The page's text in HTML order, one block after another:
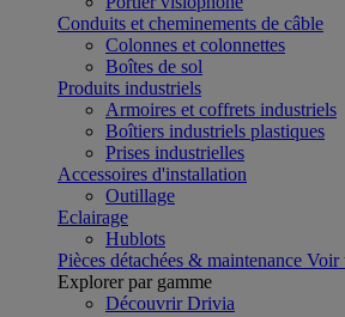
Conduits et cheminements de câble
Colonnes et colonnettes
Boîtes de sol
Produits industriels
Armoires et coffrets industriels
Boîtiers industriels plastiques
Prises industrielles
Accessoires d'installation
Outillage
Eclairage
Hublots
Pièces détachées & maintenance Voir
Explorer par gamme
Découvrir Drivia